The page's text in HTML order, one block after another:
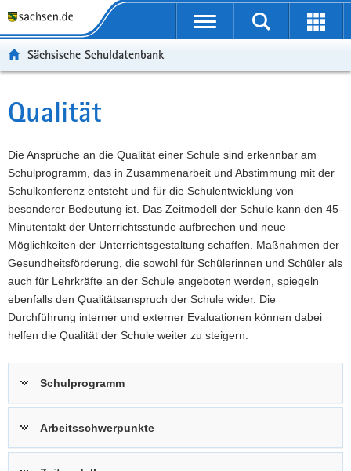
t
ü
e
r
g
r
e
i
f
e
n
d
e
i
g
r
l
a
v
i
g
a
t
i
o
n
a
t
n
h
a
l
t
W
t
r
e
I
n
f
o
r
m
a
t
i
r
i
c
e
Portalübergreifende
Suche
Sächsische Schuldatenbank
Hauptinhalt
Qualität
Die Ansprüche an die Qualität einer Schule sind erkennbar am
Schulprogramm, das in Zusammenarbeit und Abstimmung mit der
Schulkonferenz entsteht und für die Schulentwicklung von
besonderer Bedeutung ist. Das Zeitmodell der Schule kann den 45-
Minutentakt der Unterrichtsstunde aufbrechen und neue
Möglichkeiten der Unterrichtsgestaltung schaffen. Maßnahmen der
Gesundheitsförderung, die sowohl für Schülerinnen und Schüler als
auch für Lehrkräfte an der Schule angeboten werden, spiegeln
ebenfalls den Qualitätsanspruch der Schule wider. Die
Durchführung interner und externer Evaluationen können dabei
helfen die Qualität der Schule weiter zu steigern.
Schulprogramm
Arbeitsschwerpunkte